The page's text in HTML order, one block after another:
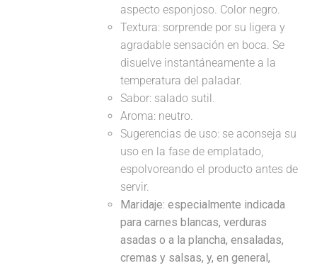
aspecto esponjoso. Color negro.
Textura: sorprende por su ligera y
agradable sensación en boca. Se
disuelve instantáneamente a la
temperatura del paladar.
Sabor: salado sutil.
Aroma: neutro.
Sugerencias de uso: se aconseja su
uso en la fase de emplatado,
espolvoreando el producto antes de
servir.
Maridaje: especialmente indicada
para carnes blancas, verduras
asadas o a la plancha, ensaladas,
cremas y salsas, y, en general,